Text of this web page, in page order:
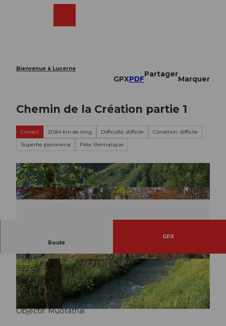
Bienvenue à Lucerne
GPXPDF
Partager
Marquer
Chemin de la Création partie 1
Conseil 20,84 km de long Difficulté: difficile
Condition: difficile
Superbe panorama
Piste thématique
© Erhard Gick, Schwyzer Wanderwege
© Erhard Gick, Schwyzer Wanderwege © Erhard Gick, Schwyzer Wanderwege
Route
GPX
7:00 h
20,84 km
992 m
1.014 m
538 m
1.189 m
651 m
Départ: Morschach
Objectif: Muotathal